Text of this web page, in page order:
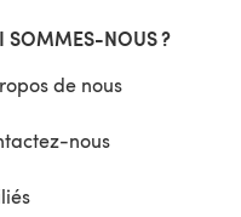
SOMMES-NOUS ?
de nous
nous